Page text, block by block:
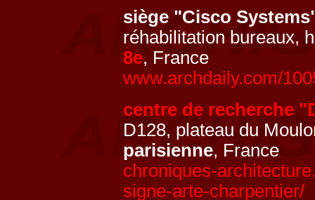
siège "Cisco
réhabilitation bureaux,
8e, France
www.archdaily.com/
centre de recherche
D128, plateau du
parisienne, France
chroniques-
signe-arte-charpentier/